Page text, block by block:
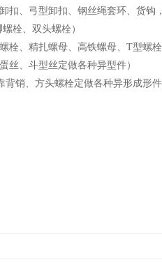
扣、弓型卸扣、钢丝绳套环、货钩
栓、双头螺栓）
栓、精扎螺母、高铁螺母、T型螺栓
丝、斗型丝定做各种异型件）
销、方头螺栓定做各种异形成形件